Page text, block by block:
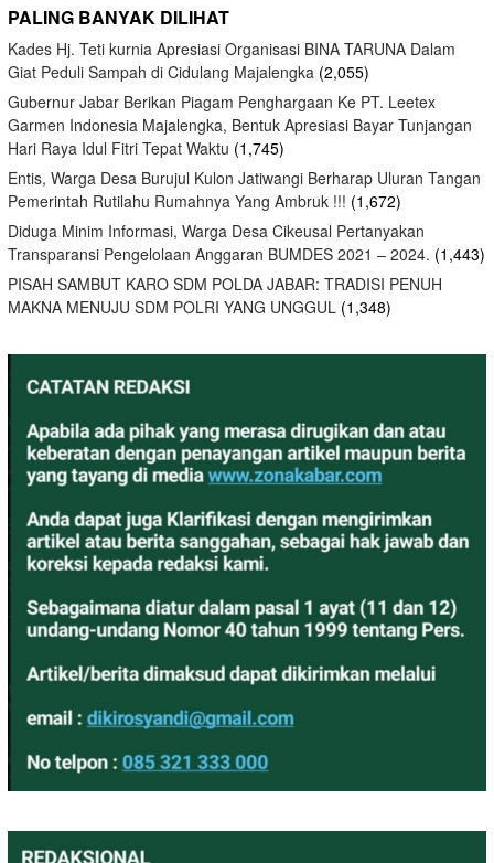
PALING BANYAK DILIHAT
Kades Hj. Teti kurnia Apresiasi Organisasi BINA TARUNA Dalam
Giat Peduli Sampah di Cidulang Majalengka (2,055)
Gubernur Jabar Berikan Piagam Penghargaan Ke PT. Leetex
Garmen Indonesia Majalengka, Bentuk Apresiasi Bayar Tunjangan
Hari Raya Idul Fitri Tepat Waktu (1,745)
Entis, Warga Desa Burujul Kulon Jatiwangi Berharap Uluran Tangan
Pemerintah Rutilahu Rumahnya Yang Ambruk !!! (1,672)
Diduga Minim Informasi, Warga Desa Cikeusal Pertanyakan
Transparansi Pengelolaan Anggaran BUMDES 2021 – 2024. (1,443)
PISAH SAMBUT KARO SDM POLDA JABAR: TRADISI PENUH
MAKNA MENUJU SDM POLRI YANG UNGGUL (1,348)